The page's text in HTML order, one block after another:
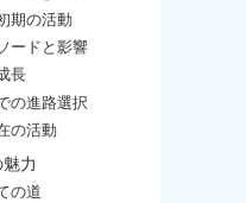
期の活動
ードと影響
長
の進路選択
の活動
力
の道